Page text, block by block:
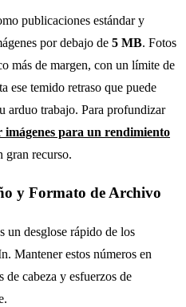
publicaciones estándar y
por debajo de 5 MB. Fotos
más de margen, con un límite de
ese temido retraso que puede
arduo trabajo. Para profundizar
imágenes para un rendimiento
gran recurso.
y Formato de Archivo
un desglose rápido de los
Mantener estos números en
de cabeza y esfuerzos de